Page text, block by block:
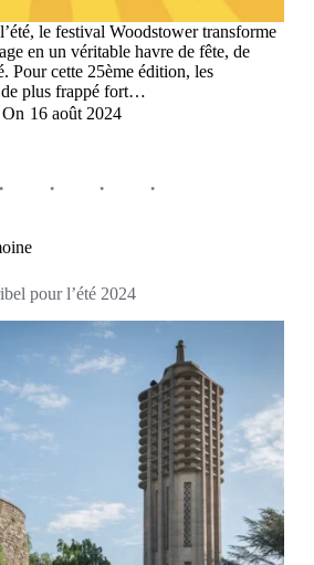
le festival Woodstower transforme
en un véritable havre de fête, de
Pour cette 25ème édition, les
de plus frappé fort…
On 16 août 2024
pour l’été 2024